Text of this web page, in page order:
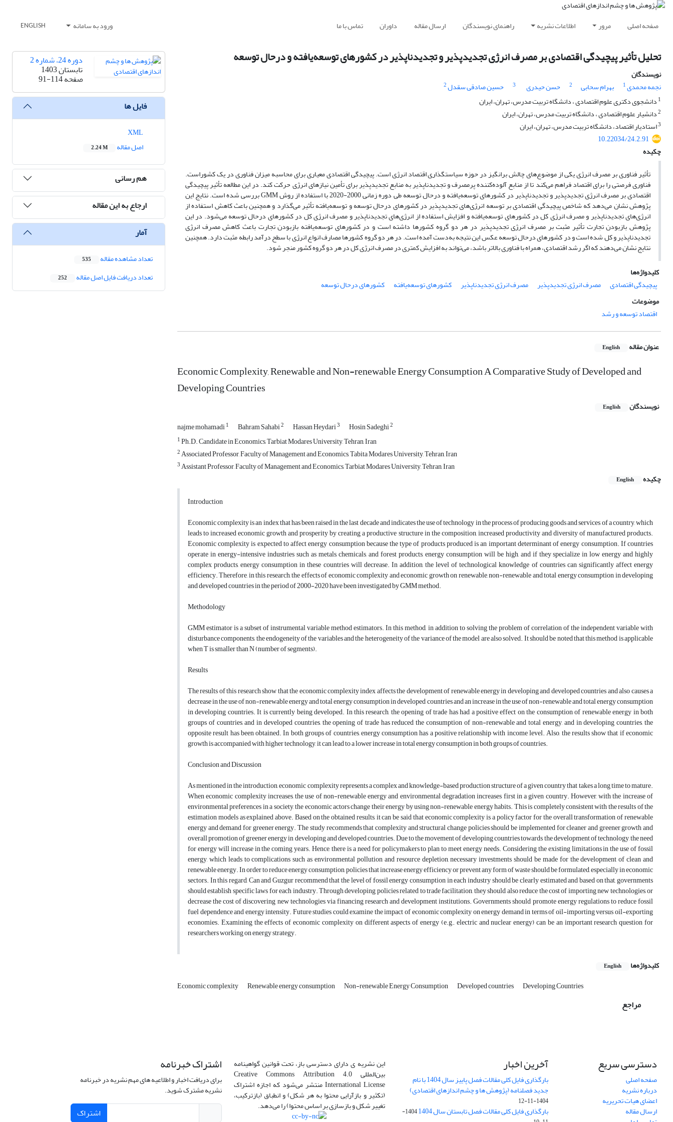
صفحه اصلی مرور اطلاعات نشریه راهنمای نویسندگان ارسال مقاله داوران تماس با ما ورود به سامانه ENGLISH
تحلیل تأثیر پیچیدگی اقتصادی بر مصرف انرژی تجدید‌پذیر و تجدید‌ناپذیر در کشورهای توسعه‌یافته و در‌حال‌ توسعه
نویسندگان
نجمه محمدی1 بهرام سحابی 2 حسن حیدری 3 حسین صادقی سقدل2
1 دانشجوی دکتری علوم اقتصادی ، دانشگاه تربیت مدرس، تهران، ایران
2دانشیار علوم اقتصادی ، دانشگاه تربیت مدرس، تهران، ایران
3استادیار اقتصاد، دانشگاه تربیت مدرس، تهران، ایران
10.22034/24.2.91
چکیده
تأثیر فناوری بر مصرف انرژی یکی از موضوع‌های چالش برانگیز در حوزه سیاستگذاری اقتصاد انرژی است. پیچیدگی اقتصادی معیاری برای محاسبهمیزانفناوری در یک کشوراست.
فناوری فرصتی را برای اقتصاد فراهم می‌کند تا از منابع آلوده‌کننده پرمصرف و تجدید‌ناپذیر به منابع تجدیدپذیر برای تأمین نیازهای انرژی حرکت کند. در این مطالعه تأثیر پیچیدگی
اقتصادی بر مصرف انرژی تجدید‌پذیر و تجدید‌ناپذیر در کشورهای توسعه‌یافته و در‌حال‌توسعه طی دوره زمانی 2000-2020 با استفاده از روش GMMبررسی شده است. نتایج این
پژوهش نشان می‌دهد که شاخص پیچیدگی اقتصادی بر توسعه انرژی‌های تجدیدپذیر در کشورهای درحال‌توسعه و توسعه‌یافته تأثیر می‌گذارد و همچنین باعث کاهش استفاده از
انرژی‌های تجدید‌ناپذیرو مصرف انرژی کل در کشورهای توسعه‌یافته و افزایش استفاده از انرژی‌های تجدید‌ناپذیر و مصرف انرژی کل در کشورهای درحالتوسعه می‌شود. در این
پژوهش بازبودن تجارت تأثیر مثبت بر مصرف انرژی تجدیدپذیر در هر دو گروه کشورها داشته است و در کشورهای توسعه‌یافته بازبودن تجارت باعث کاهش مصرف انرژی
تجدیدناپذیر و کل شده است و در کشورهای درحال توسعه عکس این نتیجه به‌دست آمده است. در هر دو گروه کشورها مصارف انواع انرژی با سطح درآمد رابطه مثبت دارد. همچنین
نتایج نشان می‌دهند که اگر رشد اقتصادی، همراه با فناوری بالاتر باشد، می‌تواند به افزایش کمتری در مصرف انرژی کل در هر دو گروه کشور منجر شود.
کلیدواژه‌ها
پیچیدگی اقتصادی
مصرف انرژی تجدید‌پذیر مصرف انرژی تجدید‌ناپذیر کشورهای توسعه‌یافته
کشورهای درحال توسعه
موضوعات
اقتصاد توسعه و رشد
عنوان مقاله English
Economic Complexity, Renewable and Non-renewable Energy Consumption A Comparative Study of Developed and
Developing Countries
نویسندگان English
najme mohamadi1 Bahram Sahabi2 Hassan Heydari3 Hosin Sadeghi2
1Ph.D. Candidate in Economics, Tarbiat Modares University, Tehran, Iran
2Associated Professor, Faculty of Management and Economics, Tabita Modares University, Tehran, Iran
3Assistant Professor, Faculty of Management and Economics, Tarbiat Modares University, Tehran, Iran
چکیده
English
Introduction
Economic complexity is an index that has been raised in the last decade and indicates the use of technology in the process of producing goods and services of a country, which
leads to increased economic growth and prosperity by creating a productive structure in the composition, increased productivity and diversity of manufactured products.
Economic complexity is expected to affect energy consumption because the type of products produced is an important determinant of energy consumption. If countries
operate in energy-intensive industries such as metals, chemicals, and forest products, energy consumption will be high, and if they specialize in low energy and highly
complex products, energy consumption in these countries will decrease. In addition, the level of technological knowledge of countries can significantly affect energy
efficiency. Therefore, in this research, the effects of economic complexity and economic growth on renewable, non-renewable and total energy consumption in developing
and developed countries in the period of 2000-2020 have been investigated by GMM method.
Methodology
GMM estimator is a subset of instrumental variable method estimators. In this method, in addition to solving the problem of correlation of the independent variable with
disturbance components, the endogeneity of the variables and the heterogeneity of the variance of the model are also solved. It should be noted that this method is applicable
when T is smaller than N (number of segments).
Results
The results of this research show that the economic complexity index affects the development of renewable energy in developing and developed countries and also causes a
decrease in the use of non-renewable energy and total energy consumption in developed countries and an increase in the use of non-renewable and total energy consumption
in developing countries. It is currently being developed. In this research, the opening of trade has had a positive effect on the consumption of renewable energy in both
groups of countries, and in developed countries, the opening of trade has reduced the consumption of non-renewable and total energy, and in developing countries, the
opposite result has been obtained. In both groups of countries, energy consumption has a positive relationship with income level. Also, the results show that if economic
growth is accompanied with higher technology, it can lead to a lower increase in total energy consumption in both groups of countries.
Conclusionand Discussion
As mentioned in the introduction, economic complexity represents a complex and knowledge-based production structure of a given country that takes a long time to mature.
When economic complexity increases, the use of non-renewable energy and environmental degradation increases first in a given country. However, with the increase of
environmental preferences in a society, the economic actors change their energy by using non-renewable energy habits. This is completely consistent with the results of the
estimation models as explained above. Based on the obtained results, it can be said that economic complexity is a policy factor for the overall transformation of renewable
energy and demand for greener energy. The study recommends that complexity and structural change policies should be implemented for cleaner and greener growth and
overall promotion of greener energy in developing and developed countries. Due to the movement of developing countries towards the development of technology, the need
for energy will increase in the coming years. Hence, there is a need for policymakers to plan to meet energy needs. Considering the existing limitations in the use of fossil
energy, which leads to complications such as environmental pollution and resource depletion, necessary investments should be made for the development of clean and
renewable energy. In order to reduce energy consumption, policies that increase energy efficiency or prevent any form of waste should be formulated, especially in economic
sectors. In this regard, Can and Guzgur recommend that the level of fossil energy consumption in each industry should be clearly estimated and based on that, governments
should establish specific laws for each industry. Through developing policies related to trade facilitation, they should also reduce the cost of importing new technologies, or
decrease the cost of discovering new technologies via financing research and development institutions. Governments should promote energy regulations to reduce fossil
fuel dependence and energy intensity. Future studies could examine the impact of economic complexity on energy demand in terms of oil-importing versus oil-exporting
economies. Examining the effects of economic complexity on different aspects of energy (e.g., electric and nuclear energy) can be an important research question for
researchers working on energy strategy.
کلیدواژه‌ها English
Economic complexity Renewable energy consumption Non-renewable Energy Consumption Developed countries Developing Countries
مراجع
دوره 24، شماره 2
تابستان 1403
صفحه91-114
فایل ها
اصل مقاله
2.24 M
هم رسانی
ارجاع به این مقاله
آمار
تعداد مشاهده مقاله 535
تعداد دریافت فایل اصل مقاله 252
دسترسی سریع
صفحه اصلی
درباره نشریه
اعضای هیات تحریریه
ارسال مقاله
آخرین اخبار
بارگذاری فایل کلی مقالات فصل پاییز سال 1404 با نام
جدید فصلنامه (پژوهش ها و چشم اندازهای اقتصادی)
1404-11-12
بارگذاری فایل کلی مقالات فصل تابستان سال 1404
1404-
این نشریه ی دارای دسترسی باز، تحت قوانین گواهینامه
بین‌المللی Creative Commons Attribution 4.0
International License منتشر می‌شود که اجازه اشتراک
(تکثیر و بازآرایی محتوا به هر شکل) و انطباق (بازترکیب،
تغییر شکل و بازسازی بر اساس محتوا) را می‌دهد.
اشتراک خبرنامه
برای دریافت اخبار و اطلاعیه های مهم نشریه در خبرنامه
نشریه مشترک شوید.
اشتراک